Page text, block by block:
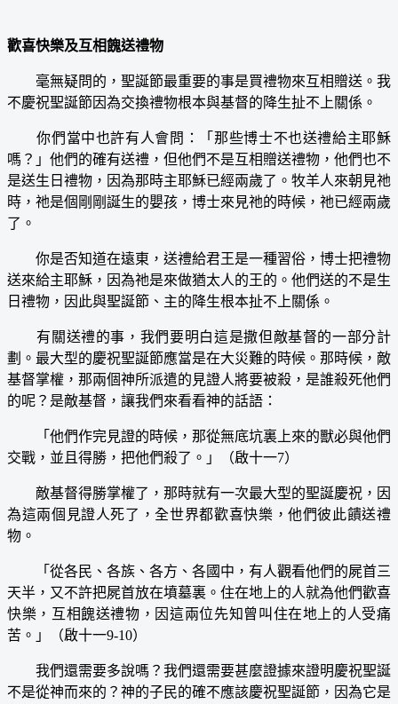
歡喜快樂及互相餽送禮物
毫無疑問的，聖誕節最重要的事是買禮物來互相贈送。我
不慶祝聖誕節因為交換禮物根本與基督的降生扯不上關係。
你們當中也許有人會問：「那些博士不也送禮給主耶穌
嗎？」他們的確有送禮，但他們不是互相贈送禮物，他們也不
是送生日禮物，因為那時主耶穌已經兩歲了。牧羊人來朝見祂
時，祂是個剛剛誕生的嬰孩，博士來見祂的時候，祂已經兩歲
了。
你是否知道在遠東，送禮給君王是一種習俗，博士把禮物
送來給主耶穌，因為祂是來做猶太人的王的。他們送的不是生
日禮物，因此與聖誕節、主的降生根本扯不上關係。
有關送禮的事，我們要明白這是撒但敵基督的一部分計
劃。最大型的慶祝聖誕節應當是在大災難的時候。那時候，敵
基督掌權，那兩個神所派遣的見證人將要被殺，是誰殺死他們
的呢？是敵基督，讓我們來看看神的話語：
「他們作完見證的時候，那從無底坑裏上來的獸必與他們
交戰，並且得勝，把他們殺了。」（啟十一7）
敵基督得勝掌權了，那時就有一次最大型的聖誕慶祝，因
為這兩個見證人死了，全世界都歡喜快樂，他們彼此饋送禮
物。
「從各民、各族、各方、各國中，有人觀看他們的屍首三
天半，又不許把屍首放在墳墓裏。住在地上的人就為他們歡喜
快樂，互相餽送禮物，因這兩位先知曾叫住在地上的人受痛
苦。」（啟十一9-10）
我們還需要多說嗎？我們還需要甚麼證據來證明慶祝聖誕
不是從神而來的？神的子民的確不應該慶祝聖誕節，因為它是